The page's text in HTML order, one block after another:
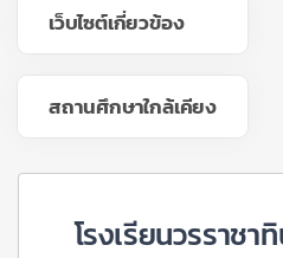
เว็บไซต์เกี่ยวข้อง
สถานศึกษาใกล้เคียง
โรงเรียนวรราช